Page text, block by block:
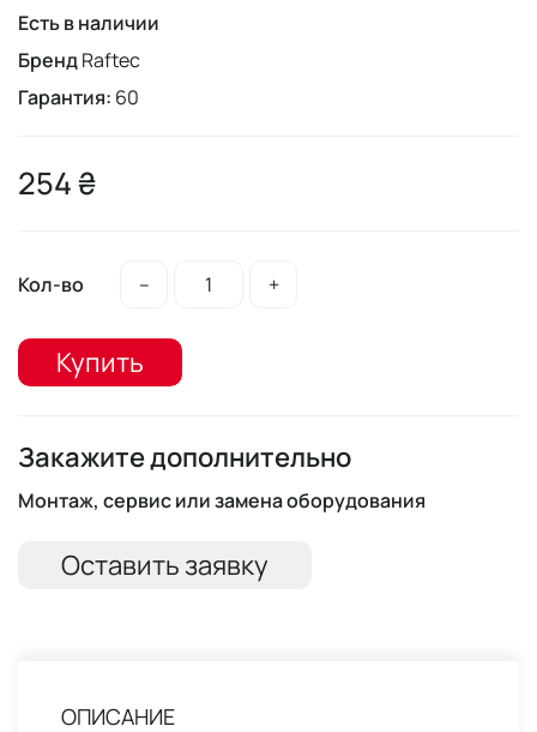
Есть в наличии
БрендRaftec
Гарантия: 60
254 ₴
Кол-во – +
Купить
Закажите дополнительно
Монтаж, сервис или замена оборудования
Оставить заявку
ОПИСАНИЕ